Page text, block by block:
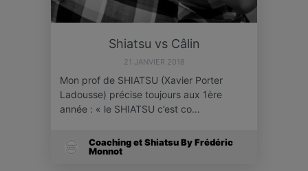
Shiatsu vs Câlin
21 JANVIER 2018
Mon prof de SHIATSU (Xavier Porter
Ladousse) précise toujours aux 1ère
année : « le SHIATSU c’est co…
Coaching et Shiatsu By Frédéric
Monnot